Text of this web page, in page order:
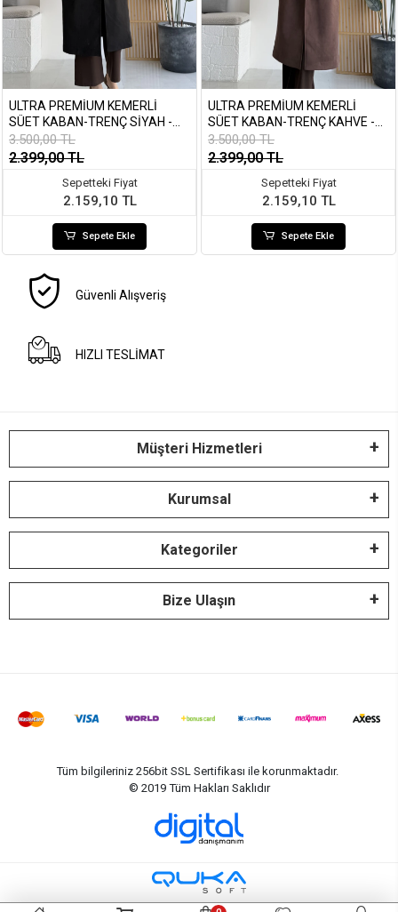
ULTRA PREMIUM KEMERLI
SÜET KABAN-TRENÇ SIYAH -
9608
3.500,00 TL
2.399,00 TL
Sepetteki Fiyat
2.159,10 TL
Sepete Ekle
ULTRA PREMIUM KEMERLI
SÜET KABAN-TRENÇ KAHVE -
9608
3.500,00 TL
2.399,00 TL
Sepetteki Fiyat
2.159,10 TL
Sepete Ekle
Güvenli Alışveriş
HIZLI TESLİMAT
Müşteri Hizmetleri
Kurumsal
Kategoriler
Bize Ulaşın
Tüm bilgileriniz 256bit SSL Sertifikası ile korunmaktadır.
© 2019 Tüm Hakları Saklıdır